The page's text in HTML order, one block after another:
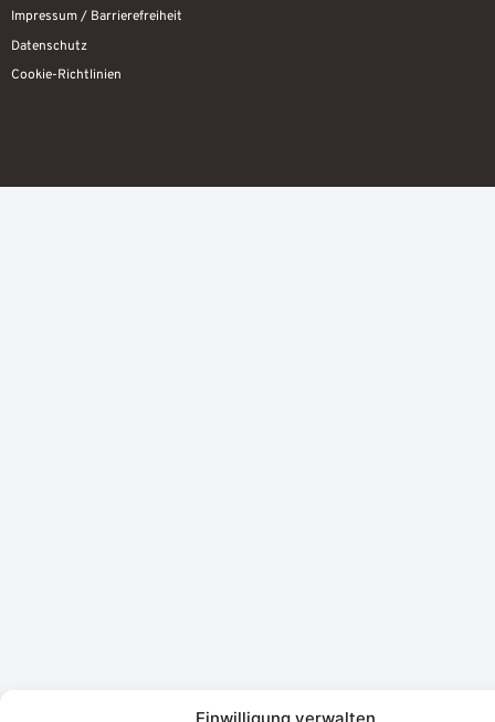
Impressum / Barrierefreiheit
Datenschutz
Cookie-Richtlinien